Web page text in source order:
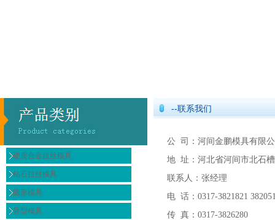
硬质合金拉丝模具
钻石拉丝模具
圆形模具
异型模具
--联系我们
公 司：河间金鹏模具有限
地 址：河北省河间市北石
联系人：张经理
电 话：0317-3821821
传 真：0317-3826280